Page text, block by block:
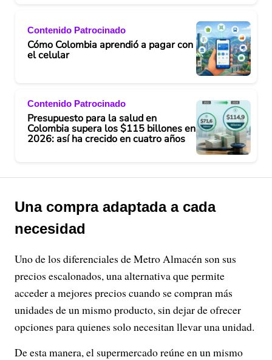
Contenido Patrocinado
Cómo Colombia aprendió a pagar con
el celular
Contenido Patrocinado
Presupuesto para la salud en
Colombia supera los $115 billones en
2026: así ha crecido en cuatro años
Una compra adaptada a cada
necesidad
Uno de los diferenciales de Metro Almacén son sus
precios escalonados, una alternativa que permite
acceder a mejores precios cuando se compran más
unidades de un mismo producto, sin dejar de ofrecer
opciones para quienes solo necesitan llevar una unidad.
De esta manera, el supermercado reúne en un mismo